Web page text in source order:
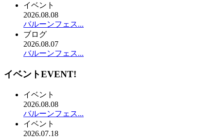
イベント
2026.08.08
バルーンフェス...
ブログ
2026.08.07
バルーンフェス...
イベントEVENT!
イベント
2026.08.08
バルーンフェス...
イベント
2026.07.18